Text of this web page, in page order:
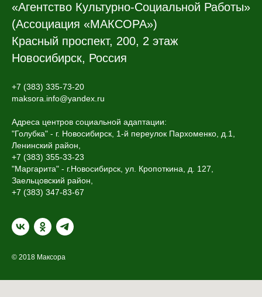
«Агентство Культурно-Социальной Работы»
(Ассоциация «МАКСОРА»)
Красный проспект, 200, 2 этаж
Новосибирск, Россия
+7 (383) 335-73-20
maksora.info@yandex.ru
Адреса центров социальной адаптации:
"Голубка" - г. Новосибирск, 1-й переулок Пархоменко, д.1,
Ленинский район,
+7 (383) 355-33-23
"Маргарита" - г.Новосибирск, ул. Кропоткина, д. 127,
Заельцовский район,
+7 (383) 347-83-67
© 2018 Максора